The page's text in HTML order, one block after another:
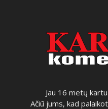
Jau 16 metų
Ačiū jums, kad